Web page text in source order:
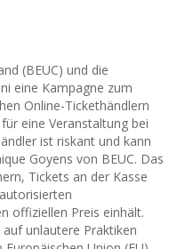
(BEUC) und die
eine Kampagne zum
Online-Tickethändlern
eine Veranstaltung bei
ist riskant und kann
Goyens von BEUC. Das
Tickets an der Kasse
offiziellen Preis einhält.
unlautere Praktiken